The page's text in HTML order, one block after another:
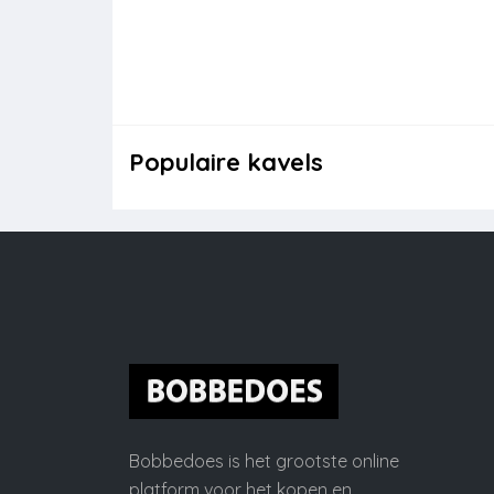
Populaire kavels
Bobbedoes is het grootste online
platform voor het kopen en